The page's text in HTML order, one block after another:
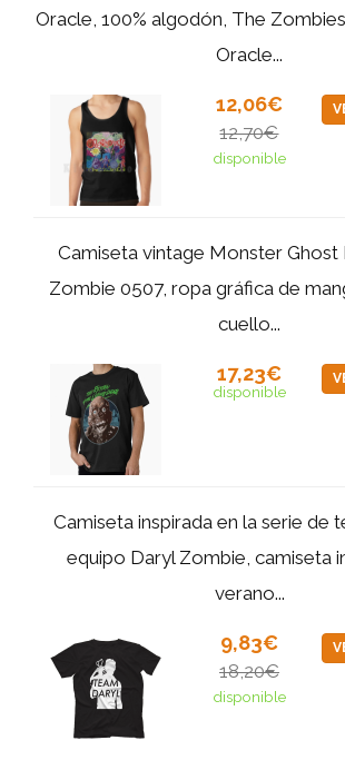
Oracle, 100% algodón, The
Oracle...
12,06€
12,70€
disponible
Camiseta vintage Monster Ghost
Zombie 0507, ropa gráfica de
cuello...
17,23€
disponible
Camiseta inspirada en la serie de
equipo Daryl Zombie, camiseta
verano...
9,83€
18,20€
disponible